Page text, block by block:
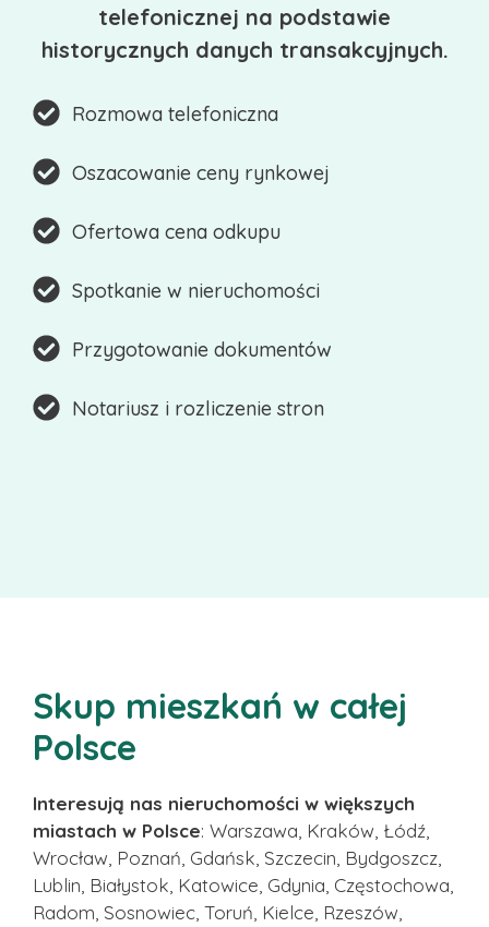
telefonicznej na podstawie
historycznych danych transakcyjnych.
Rozmowa telefoniczna
Oszacowanie ceny rynkowej
Ofertowa cena odkupu
Spotkanie w nieruchomości
Przygotowanie dokumentów
Notariusz i rozliczenie stron
Skup mieszkań w całej
Polsce
Interesują nas nieruchomości w większych
miastach w Polsce: Warszawa, Kraków, Łódź,
Wrocław, Poznań, Gdańsk, Szczecin, Bydgoszcz,
Lublin, Białystok, Katowice, Gdynia, Częstochowa,
Radom, Sosnowiec, Toruń, Kielce, Rzeszów,